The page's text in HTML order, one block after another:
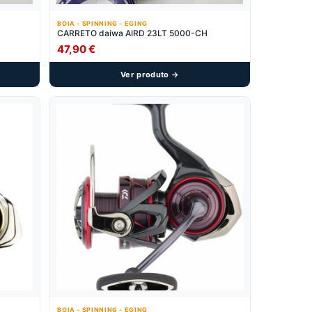
BOIA - SPINNING - EGING
CARRETO daiwa AIRD 23LT 5000-CH
47,90€
Ver produto →
BOIA - SPINNING - EGING